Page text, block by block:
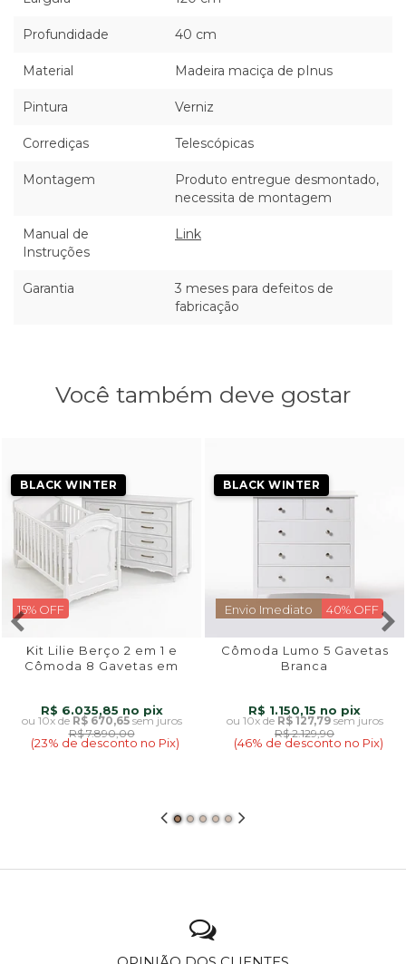
Profundidade 40 cm
Material Madeira maciça de pInus
Pintura Verniz
Corrediças Telescópicas
Montagem
Produto entregue desmontado,
necessita de montagem
Manual de
Instruções
Link
Garantia
3 meses para defeitos de
fabricação
Você também deve gostar
15% OFF
BLACK WINTER
Kit Lilie Berço 2 em 1 e
Cômoda 8 Gavetas em
R$ 6.035,85
10xde R$ 670,65sem juros
R$ 7.890,00
(23% de desconto no Pix)
Envio Imediato 40% OFF
BLACK WINTER
Cômoda Lumo 5 Gavetas
Branca
R$ 1.150,15
10xde R$ 127,79sem juros
R$ 2.129,90
(46% de desconto no Pix)